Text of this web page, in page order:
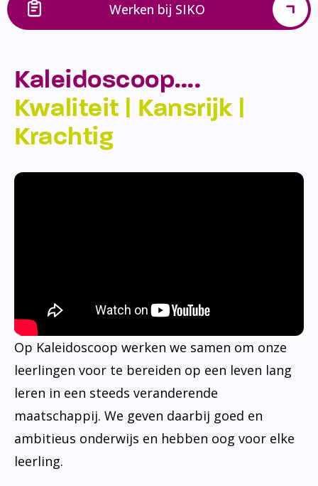
Werken bij SIKO
Kaleidoscoop….
Kwaliteit | Kansrijk |
Krachtig
Op Kaleidoscoop werken we samen om onze
leerlingen voor te bereiden op een leven lang
leren in een steeds veranderende
maatschappij. We geven daarbij goed en
ambitieus onderwijs en hebben oog voor elke
leerling.